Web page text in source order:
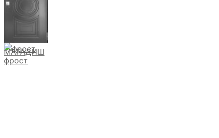
МАГАДИШ
фрост